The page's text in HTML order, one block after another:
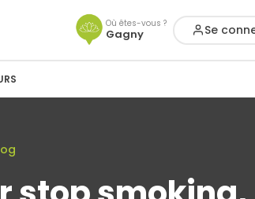
Où êtes-vous ?
Gagny Se